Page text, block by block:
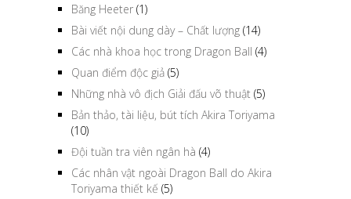
Băng Heeter (1)
Bài viết nội dung dày – Chất lượng (14)
Các nhà khoa học trong Dragon Ball (4)
Quan điểm độc giả (5)
Những nhà vô địch Giải đấu võ thuật (5)
Bản thảo, tài liệu, bút tích Akira Toriyama
(10)
Đội tuần tra viên ngân hà (4)
Các nhân vật ngoài Dragon Ball do Akira
Toriyama thiết kế (5)